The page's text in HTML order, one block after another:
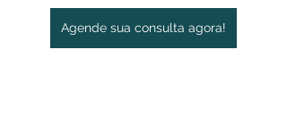
Agende sua consulta agora!